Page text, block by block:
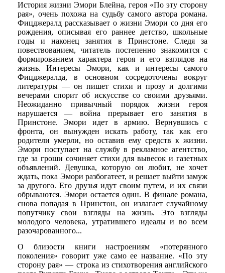
История жизни Эмори Блейна, героя «По эту сторону
рая», очень похожа на судьбу самого автора романа.
Фицджералд рассказывает о жизни Эмори со дня его
рождения, описывая его раннее детство, школьные
годы и наконец занятия в Принстоне. Следя за
повествованием, читатель постепенно знакомится с
формированием характера героя и его взглядов на
жизнь. Интересы Эмори, как и интересы самого
Фицджералда, в основном сосредоточены вокруг
литературы — он пишет стихи и прозу и долгими
вечерами спорит об искусстве со своими друзьями.
Неожиданно привычный порядок жизни героя
нарушается — война прерывает его занятия в
Принстоне. Эмори идет в армию. Вернувшись с
фронта, он вынужден искать работу, так как его
родители умерли, но оставив ему средств к жизни.
Эмори поступает на службу в рекламное агентство,
где за гроши сочиняет стихи для вывесок и газетных
объявлений. Девушка, которую он любит, не хочет
ждать, пока Эмори разбогатеет, и решает выйти замуж
за другого. Его друзья идут своим путем, и их связи
обрываются. Эмори остается один. В финале романа,
снова попадая в Принстон, он излагает случайному
попутчику свои взгляды на жизнь. Это взгляды
молодого человека, утратившего идеалы и во всем
разочарованного...
О близости книги настроениям «потерянного
поколения» говорит уже само ее название. «По эту
сторону рая» — строка из стихотворения английского